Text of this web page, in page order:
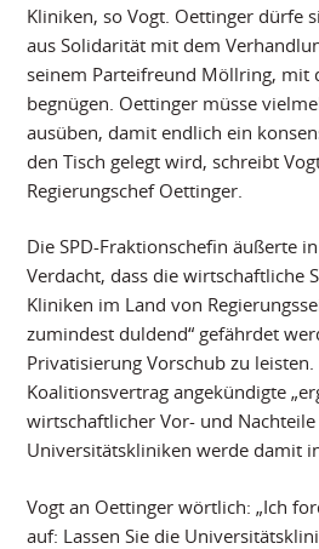
Kliniken, so Vogt. Oettinger dürfe
aus Solidarität mit dem
seinem Parteifreund Möllring, mit
begnügen. Oettinger müsse
ausüben, damit endlich ein
den Tisch gelegt wird, schreibt
Regierungschef Oettinger.
Die SPD-Fraktionschefin äußerte
Verdacht, dass die wirtschaftliche
Kliniken im Land von
zumindest duldend“ gefährdet
Privatisierung Vorschub zu
Koalitionsvertrag angekündigte
wirtschaftlicher Vor- und
Universitätskliniken werde damit
Vogt an Oettinger wörtlich: „Ich
auf: Lassen Sie die